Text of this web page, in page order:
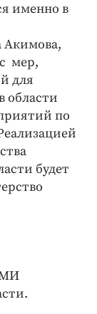
именно в
Акимова,
мер,
для
области
по
будет